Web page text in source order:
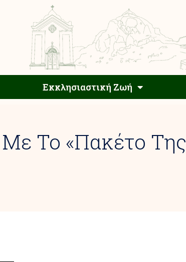
Εκκλησιαστική Ζωή
Αρχιεπισκοπή Εκκλησιαστική Ζωή
Με Το «πακέτο Της